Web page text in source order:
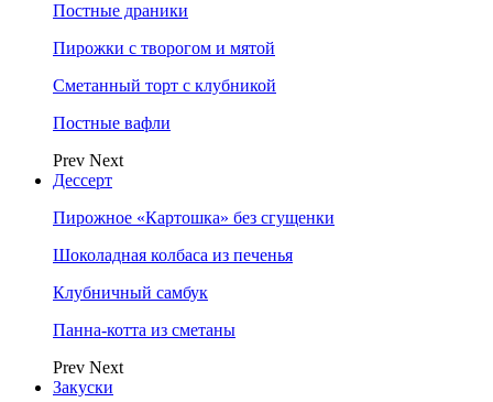
Постные драники
Пирожки с творогом и мятой
Сметанный торт с клубникой
Постные вафли
Prev Next
Дессерт
Пирожное «Картошка» без сгущенки
Шоколадная колбаса из печенья
Клубничный самбук
Панна-котта из сметаны
Prev Next
Закуски